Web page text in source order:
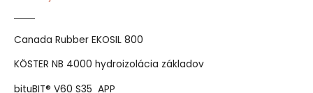
Canada Rubber EKOSIL 800
KÖSTER NB 4000 hydroizolácia základov
bituBIT® V60 S35 APP